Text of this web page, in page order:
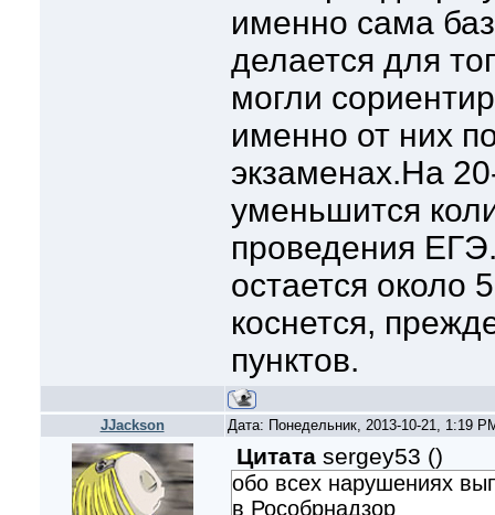
именно сама
делается для
могли
именно от них
экзаменах.На
уменьшится
проведения
остается около
коснется,
пунктов.
JJackson Дата: Понедельник, 2013-10-21, 1:19
Цитата sergey53 ()
обо всех нарушениях
в Рособрнадзор